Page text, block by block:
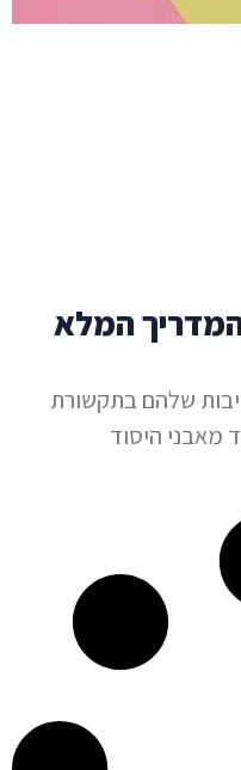
המדריך המלא
שלהם בתקשורת
מאבני היסוד